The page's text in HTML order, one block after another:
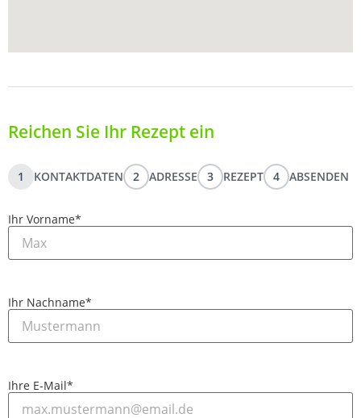
Reichen Sie Ihr Rezept ein
1 KONTAKTDATEN 2 ADRESSE 3 REZEPT 4 ABSENDEN
Ihr Vorname*
Ihr Nachname*
Ihre E-Mail*